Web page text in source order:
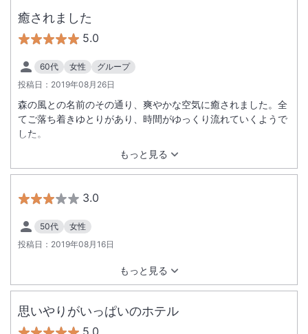
癒されました
5.0
60代 女性
グループ
投稿日： 2019年08月26日
もっと見る
森の風との名前のその通り、爽やかな空気に癒されました。全
てご落ち着きゆとりがあり、時間がゆっくり流れていくようで
した。
3.0
50代
女性
投稿日： 2019年08月16日
もっと見る
思いやりがいっぱいのホテル
5.0